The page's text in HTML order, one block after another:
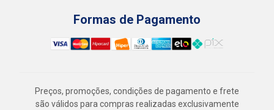
Formas de Pagamento
Preços, promoções, condições de pagamento e frete
são válidos para compras realizadas exclusivamente